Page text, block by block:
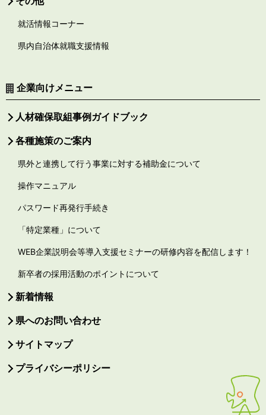
就活情報コーナー
県内自治体就職支援情報
企業向けメニュー
人材確保取組事例ガイドブック
各種施策のご案内
県外と連携して行う事業に対する補助金について
操作マニュアル
パスワード再発行手続き
「特定業種」について
WEB企業説明会等導入支援セミナーの研修内容を配信します！
新卒者の採用活動のポイントについて
新着情報
県へのお問い合わせ
サイトマップ
プライバシーポリシー